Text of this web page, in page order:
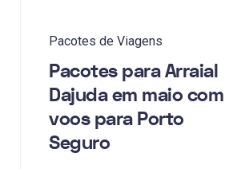
Pacotes de Viagens
Pacotes para Arraial
Dajuda em maio com
voos para Porto
Seguro